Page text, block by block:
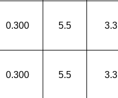
0.300
5.5
3.3
0.300
5.5
3.3